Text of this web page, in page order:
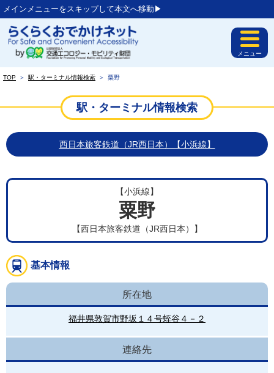
メインメニューをスキップして本文へ移動▶︎
メニュー
TOP ＞ 駅・ターミナル情報検索 ＞ 粟野
駅・ターミナル情報検索
西日本旅客鉄道（JR西日本）【小浜線】
【小浜線】
粟野
【西日本旅客鉄道（JR西日本）】
基本情報
所在地
福井県敦賀市野坂１４号蛭谷４－２
連絡先